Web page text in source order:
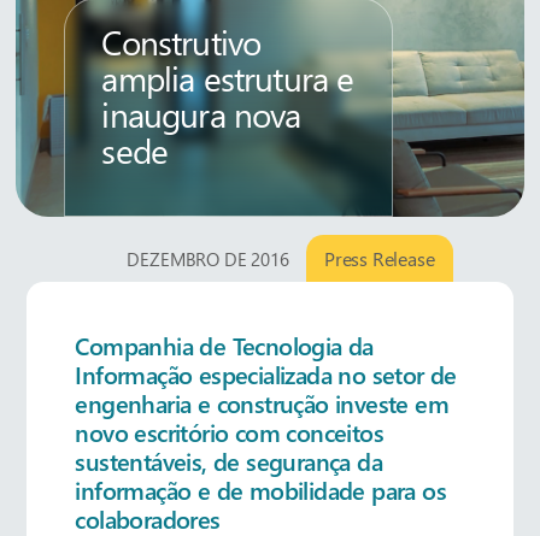
Construtivo
amplia estrutura e
inaugura nova
sede
DEZEMBRO DE 2016 Press Release
Companhia de Tecnologia da
Informação especializada no setor de
engenharia e construção investe em
novo escritório com conceitos
sustentáveis, de segurança da
informação e de mobilidade para os
colaboradores